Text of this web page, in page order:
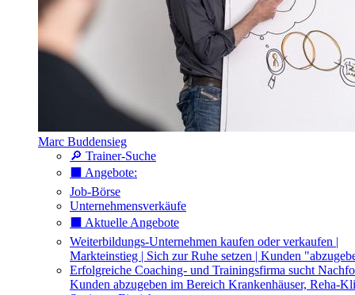
Marc Buddensieg
🔎 Trainer-Suche
⬛️ Angebote:
Job-Börse
Unternehmensverkäufe
⬛️ Aktuelle Angebote
Weiterbildungs-Unternehmen kaufen oder verkaufen |
Markteinstieg | Sich zur Ruhe setzen | Kunden
Erfolgreiche Coaching- und Trainingsfirma sucht
Kunden abzugeben im Bereich Krankenhäuser, Reha-